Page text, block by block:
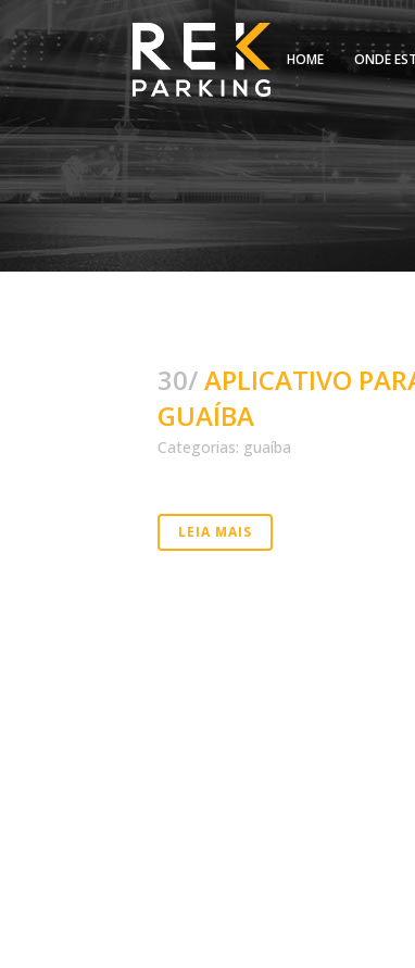
HOME ONDE
30/APLICATIVO
GUAÍBA
Categorias: guaíba
LEIA MAIS